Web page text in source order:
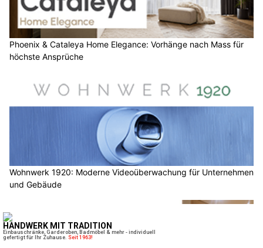
Phoenix & Cataleya Home Elegance: Vorhänge nach Mass für
höchste Ansprüche
Wohnwerk 1920: Moderne Videoüberwachung für Unternehmen
und Gebäude